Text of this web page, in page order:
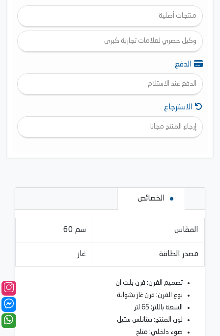
منتجات أصلية
وكيل حصري لعلامات تجارية كبرى
الدفع
الدفع عند الاستلام
الاسترجاع
إرجاع المنتج مجانا
الخصائص
المقاس 60 سم
مصدر الطاقة غاز
تصميم الفرن: فرن بلت ان
نوع الفرن: فرن غاز بشواية
السعة باللتر: 65 لتر
لون المنتج: ستانلس ستيل
ضوء داخلي: متاح